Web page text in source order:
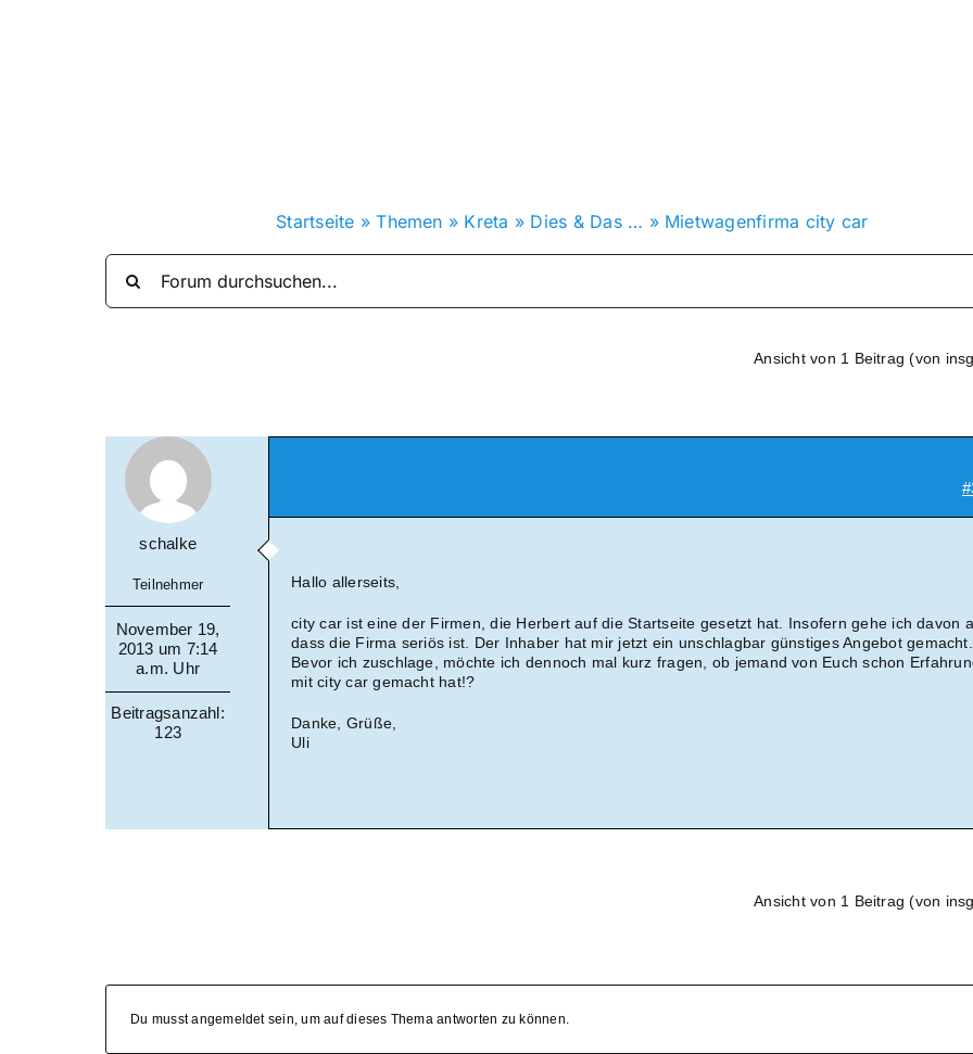
Startseite »Themen » Kreta » Dies & Das … » Mietwagenfirma city car
Ansicht von 1 Beitrag (von
schalke
Teilnehmer
November 19,
2013 um 7:14
a.m. Uhr
Beitragsanzahl:
123
Hallo allerseits,
city car ist eine der Firmen, die Herbert auf die Startseite gesetzt hat. Insofern gehe ich davon
dass die Firma seriös ist. Der Inhaber hat mir jetzt ein unschlagbar günstiges Angebot gemacht.
Bevor ich zuschlage, möchte ich dennoch mal kurz fragen, ob jemand von Euch schon
mit city car gemacht hat!?
Danke, Grüße,
Uli
Ansicht von 1 Beitrag (von
Du musst angemeldet sein, um auf dieses Thema antworten zu können.